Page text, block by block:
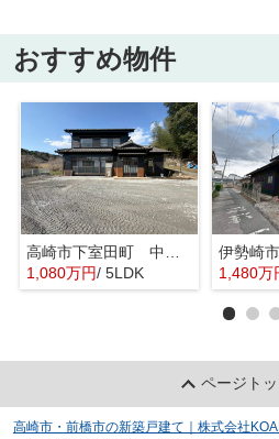
おすすめ物件
1,080万円/ 5LDK
1,480万
ページト
高崎市・前橋市の新築戸建て｜株式会社